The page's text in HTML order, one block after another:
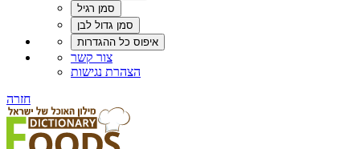
צור קשר
הצהרת נגישות
חזרה